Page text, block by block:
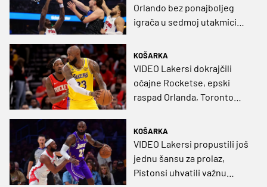
Orlando bez ponajboljeg
igrača u sedmoj utakmici
KOŠARKA
VIDEO Lakersi dokrajčili
očajne Rocketse, epski
raspad Orlanda, Toronto
KOŠARKA
VIDEO Lakersi propustili još
jednu šansu za prolaz,
Pistonsi uhvatili važnu